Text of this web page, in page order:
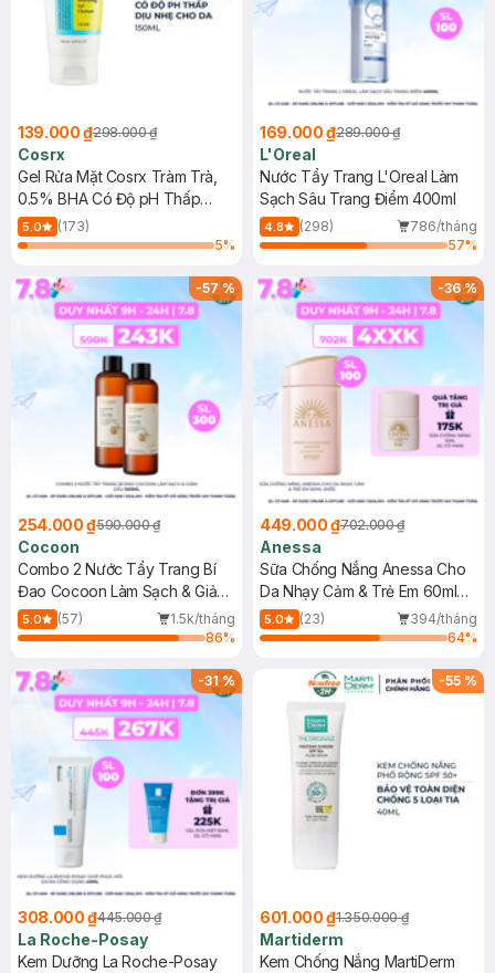
139.000 ₫298.000 ₫
Cosrx
Gel Rửa Mặt Cosrx Tràm Trà,
0.5% BHA Có Độ pH Thấp
150ml
5.0
(173)
5%
169.000 ₫289.000 ₫
L'Oreal
Nước Tẩy Trang L'Oreal Làm
Sạch Sâu Trang Điểm 400ml
4.8 (298)
786/tháng
57%
-57%
254.000 ₫590.000 ₫
Cocoon
Combo 2 Nước Tẩy Trang Bí
Đao Cocoon Làm Sạch & Giảm
Dầu 500ml
5.0 (57)
1.5k/tháng
86%
-36%
449.000 ₫702.000 ₫
Anessa
Sữa Chống Nắng Anessa Cho
Da Nhạy Cảm & Trẻ Em 60ml
(Mới)
5.0 (23)
394/tháng
64%
-31%
308.000 ₫445.000 ₫
La Roche-Posay
Kem Dưỡng La Roche-Posay
-55 %
601.000 ₫1.350.000 ₫
Martiderm
Kem Chống Nắng MartiDerm